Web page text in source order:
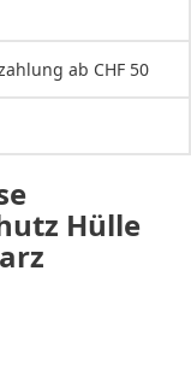
ab CHF 50
Hülle